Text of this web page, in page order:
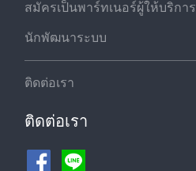
สมัครเป็นพาร์ทเนอร์ผู้ให้บริการ
นักพัฒนาระบบ
ติดต่อเรา
ติดต่อเรา